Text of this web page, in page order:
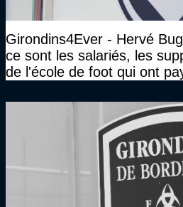
Girondins4Ever - Hervé
ce sont les salariés, les
de l'école de foot qui ont